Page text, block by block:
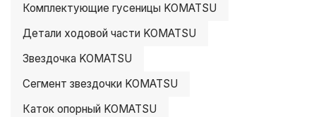
Комплектующие гусеницы KOMATSU
Детали ходовой части KOMATSU
Звездочка KOMATSU
Сегмент звездочки KOMATSU
Каток опорный KOMATSU